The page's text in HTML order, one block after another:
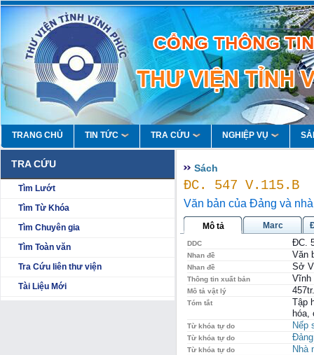
TRANG CHỦ TIN TỨC TRA CỨU NGHIỆP VỤ
TRA CỨU
Tìm Lướt
Tìm Từ Khóa
Tìm Chuyên gia
Tìm Toàn văn
Tra Cứu liên thư viện
Tài Liệu Mới
Sách
ĐC. 547 V.115.B
Văn bản của Đảng và
Mô tả Marc
DDC ĐC.
Nhan đề Văn
Nhan đề Sở
Thông tin xuất bản Vĩnh
Mô tả vật lý
Tóm tắt
Tập
hóa,
Từ khóa tự do Nếp
Từ khóa tự do Đảng
Từ khóa tự do Nhà